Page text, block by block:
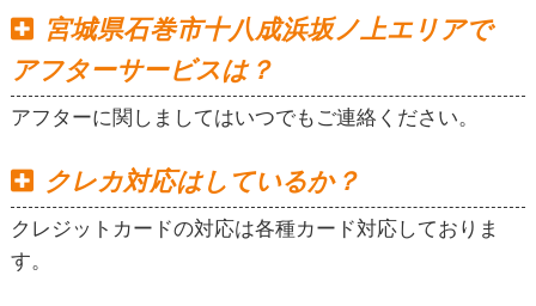
宮城県石巻市十八成浜坂ノ上エリアで
アフターサービスは？
アフターに関しましてはいつでもご連絡ください。
クレカ対応はしているか？
クレジットカードの対応は各種カード対応しておりま
す。